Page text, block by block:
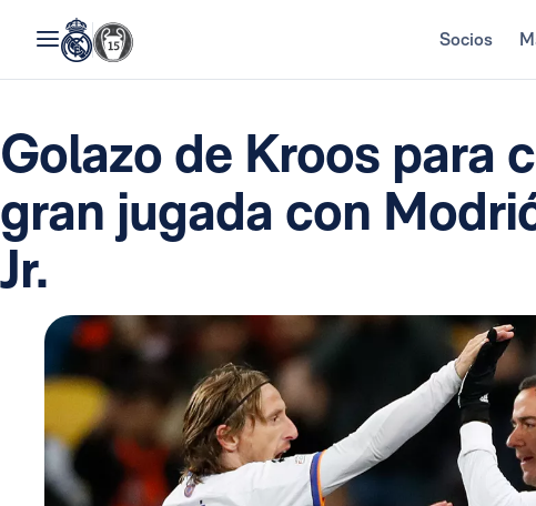
Socios
Golazo de Kroos para
gran jugada con
Jr.